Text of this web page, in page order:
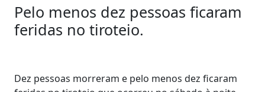
Pelo menos dez pessoas ficaram
feridas no tiroteio.
Dez pessoas morreram e pelo menos dez ficaram